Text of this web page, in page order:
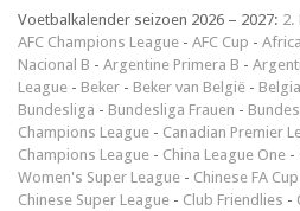
Voetbalkalender seizoen 2026 – 2027: 2.
AFC Champions League - AFC Cup -
Nacional B - Argentine Primera B -
League - Beker - Beker van België -
Bundesliga - Bundesliga Frauen -
Champions League - Canadian Premier
Champions League - China League One -
Women's Super League - Chinese FA Cup
Chinese Super League - Club Friendlies -